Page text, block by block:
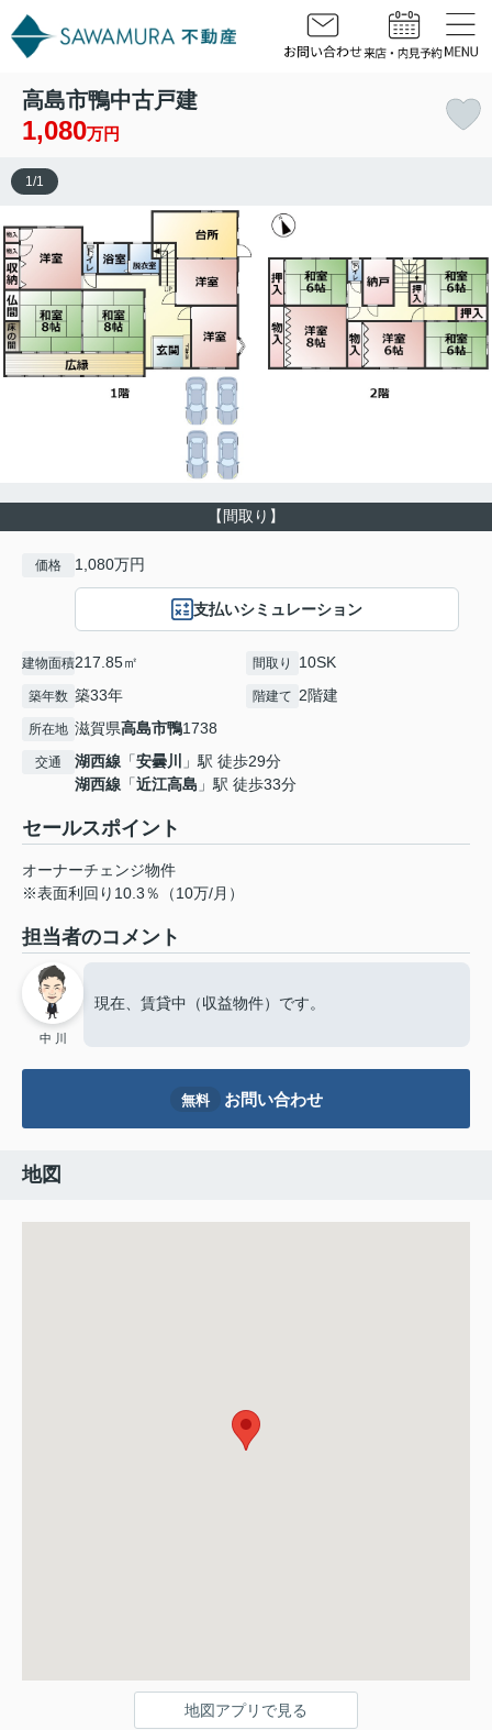
高島市鴨中古戸建
1,080万円
【間取り】
1 /1
価格 1,080万円
支払いシミュレーション
建物面積217.85㎡ 間取り 10SK
築年数 築33年 階建て 2階建
所在地 滋賀県高島市鴨1738
交通 湖西線 「安曇川
」駅 徒歩29分
湖西線 「近江高島 」駅 徒歩33分
セールスポイント
オーナーチェンジ物件
※表面利回り10.3％（10万/月）
担当者のコメント
中 川
現在、賃貸中（収益物件）です。
無料 お問い合わせ
地図
地図アプリで見る